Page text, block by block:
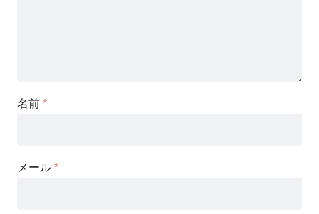
名前 *
メール *